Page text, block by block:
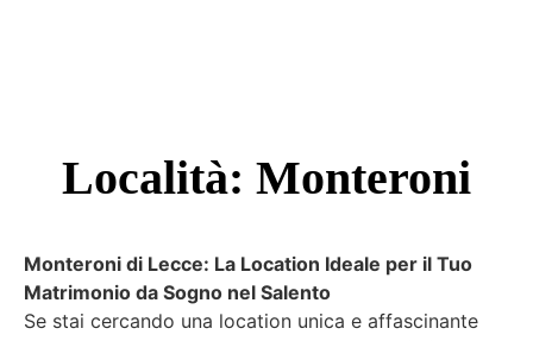
Località: Monteroni
Monteroni di Lecce: La Location Ideale per il Tuo
Matrimonio da Sogno nel Salento
Se stai cercando una location unica e affascinante